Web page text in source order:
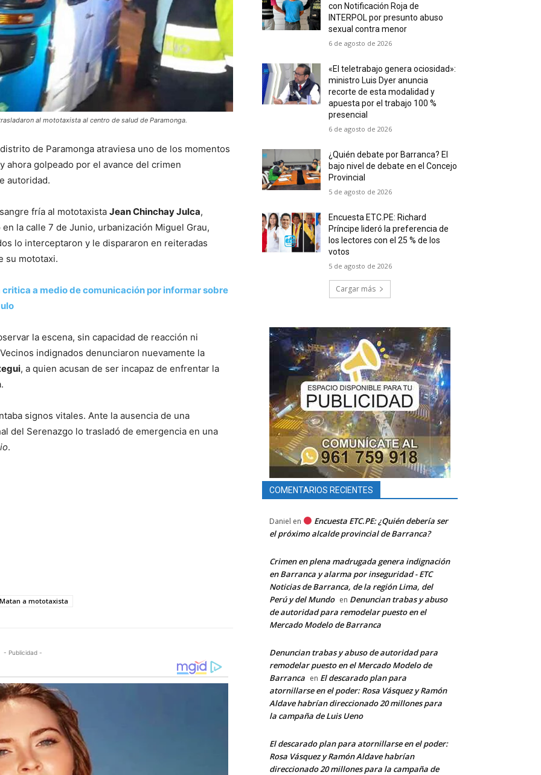
al mototaxista al centro de salud de Paramonga.
de Paramonga atraviesa uno de los momentos
ahora golpeado por el avance del crimen
autoridad.
fría al mototaxista Jean Chinchay Julca,
la calle 7 de Junio, urbanización Miguel Grau,
lo interceptaron y le dispararon en reiteradas
su mototaxi.
a medio de comunicación por informar sobre
la escena, sin capacidad de reacción ni
indignados denunciaron nuevamente la
, a quien acusan de ser incapaz de enfrentar la
signos vitales. Ante la ausencia de una
del Serenazgo lo trasladó de emergencia en una
.
Matan a mototaxista
- Publicidad -
con Notificación Roja de
INTERPOL por presunto abuso
sexual contra menor
6 de agosto de 2026
«El teletrabajo genera ociosidad»:
ministro Luis Dyer anuncia
recorte de esta modalidad y
apuesta por el trabajo 100 %
presencial
6 de agosto de 2026
¿Quién debate por Barranca? El
bajo nivel de debate en el Concejo
Provincial
5 de agosto de 2026
Encuesta ETC.PE: Richard
Príncipe lideró la preferencia de
los lectores con el 25 % de los
votos
5 de agosto de 2026
Cargar más
COMENTARIOS RECIENTES
Daniel en
Encuesta ETC.PE: ¿Quién debería ser
el próximo alcalde provincial de Barranca?
Crimen en plena madrugada genera indignación
en Barranca y alarma por inseguridad - ETC
Noticias de Barranca, de la región Lima, del
Perú y del Mundo en Denuncian trabas y abuso
de autoridad para remodelar puesto en el
Mercado Modelo de Barranca
Denuncian trabas y abuso de autoridad para
remodelar puesto en el Mercado Modelo de
Barranca en El descarado plan para
atornillarse en el poder: Rosa Vásquez y Ramón
Aldave habrían direccionado 20 millones para
la campaña de Luis Ueno
El descarado plan para atornillarse en el poder:
Rosa Vásquez y Ramón Aldave habrían
direccionado 20 millones para la campaña de